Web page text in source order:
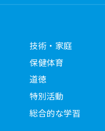
技術・家庭
保健体育
道徳
特別活動
総合的な学習